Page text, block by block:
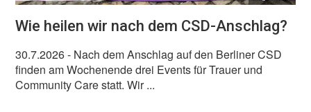
Wie heilen wir nach dem CSD-Anschlag?
30.7.2026- Nach dem Anschlag auf den Berliner CSD
finden am Wochenende drei Events für Trauer und
Community Care statt. Wir ...